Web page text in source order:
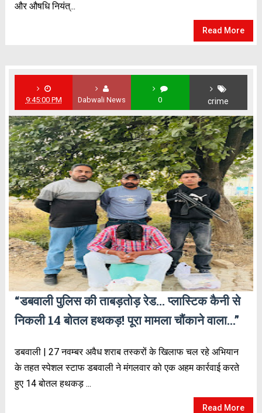
और औषधि नियंत्...
Read More
9:45:00 PM Dabwali News 0 crime
“डबवाली पुलिस की ताबड़तोड़ रेड… प्लास्टिक कैनी से
निकली 14 बोतल हथकड़! पूरा मामला चौंकाने वाला…”
डबवाली | 27 नवम्बर अवैध शराब तस्करों के खिलाफ चल रहे अभियान
के तहत स्पेशल स्टाफ डबवाली ने मंगलवार को एक अहम कार्रवाई करते
हुए 14 बोतल हथकड़ ...
Read More